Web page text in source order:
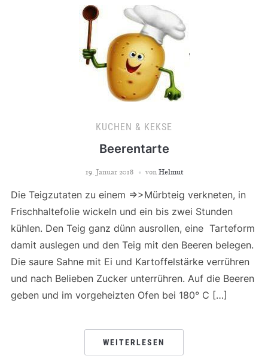
KUCHEN & KEKSE
Beerentarte
19. Januar 2018 von Helmut
Die Teigzutaten zu einem =>>Mürbteig verkneten, in
Frischhaltefolie wickeln und ein bis zwei Stunden
kühlen. Den Teig ganz dünn ausrollen, eine Tarteform
damit auslegen und den Teig mit den Beeren belegen.
Die saure Sahne mit Ei und Kartoffelstärke verrühren
und nach Belieben Zucker unterrühren. Auf die Beeren
geben und im vorgeheizten Ofen bei 180° C […]
WEITERLESEN